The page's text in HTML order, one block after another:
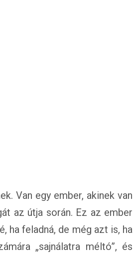
Van egy ember, akinek van
az útja során. Ez az ember
ha feladná, de még azt is, ha
„sajnálatra méltó”, és